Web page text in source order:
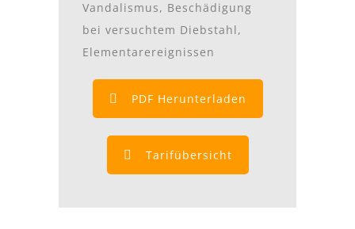
Vandalismus, Beschädigung
bei versuchtem Diebstahl,
Elementarereignissen
PDF Herunterladen
Tarifübersicht